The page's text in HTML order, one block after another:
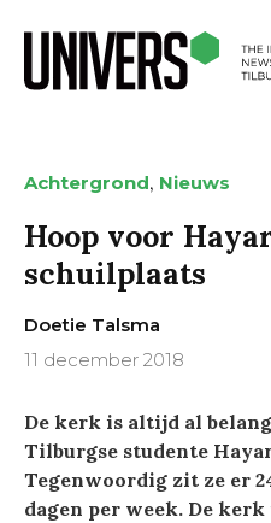
Achtergrond, Nieuws
Hoop voor
schuilplaats
Doetie Talsma
11 december 2018
De kerk is altijd al
Tilburgse studente
Tegenwoordig zit ze er
dagen per week. De